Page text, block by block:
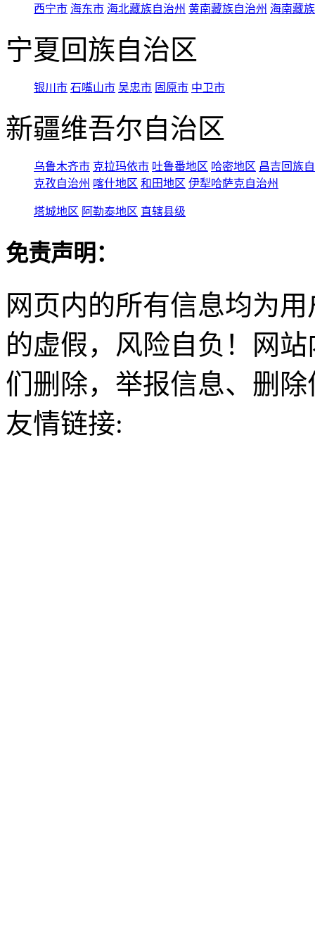
西宁市 海东市 海北藏族自治州 黄南藏族自治州 海南藏
宁夏回族自治区
银川市 石嘴山市 吴忠市 固原市 中卫市
新疆维吾尔自治区
乌鲁木齐市 克拉玛依市 吐鲁番地区 哈密地区 昌吉回族
克孜自治州 喀什地区 和田地区 伊犁哈萨克自治州
塔城地区 阿勒泰地区 直辖县级
免责声明：
网页内的所有信息均为
的虚假，风险自负！网
们删除，举报信息、删
友情链接: